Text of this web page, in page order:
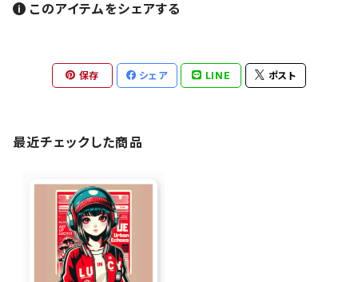
このアイテムをシェアする
保存 シェア LINE ポスト
最近チェックした商品